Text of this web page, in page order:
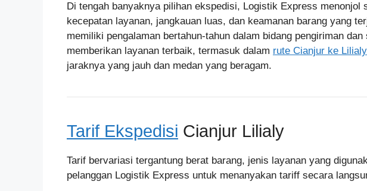
Di tengah banyaknya pilihan ekspedisi, Logistik Express menonjol
kecepatan layanan, jangkauan luas, dan keamanan barang yang
memiliki pengalaman bertahun-tahun dalam bidang pengiriman
memberikan layanan terbaik, termasuk dalam rute Cianjur ke Lilialy
jaraknya yang jauh dan medan yang beragam.
Tarif Ekspedisi Cianjur Lilialy
Tarif bervariasi tergantung berat barang, jenis layanan yang
pelanggan Logistik Express untuk menanyakan tariff secara